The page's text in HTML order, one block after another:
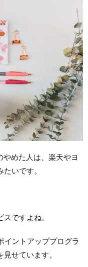
めた人は、楽天やヨ
いです。
ですよね。
イントアッププログラ
せています。